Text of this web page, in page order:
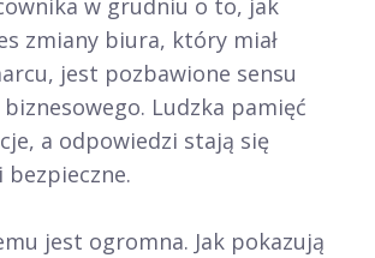
zmiany biura, który miał
jest pozbawione sensu
Ludzka pamięć
a odpowiedzi stają się
jest ogromna. Jak pokazują